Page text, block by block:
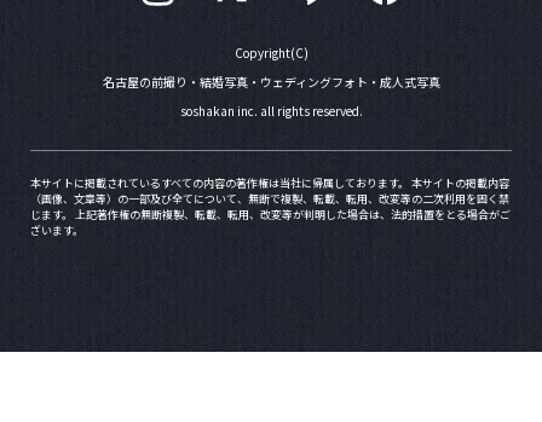
ります。お急ぎの場合はお問い合わせ下さい。
支払方法は？
Ａ 現金またはクレジットカード（一括）またはPa
yPayでお支払い可能でございます。カードはVI
Copyright(C)
名古屋の前撮り・結婚写真・ウェディングフォト・成人式写真
soshakan inc. all rights reserved.
本サイトに掲載されているすべての内容の著作権は当社に帰属しております。 本サイトの掲載内容
（画像、文章等）の一部及び全てについて、無断で複製、転載、転用、改変等の二次利用を固く禁
じます。 上記著作権の無断複製、転載、転用、改変等が判明した場合は、法的措置をとる場合がご
ざいます。